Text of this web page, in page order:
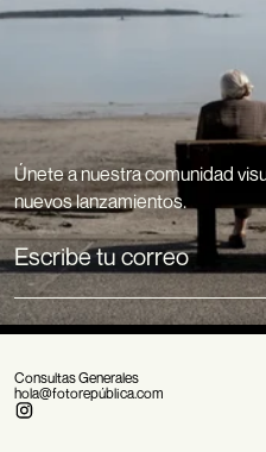
Únete a nuestra comunidad
nuevos lanzamientos.
Consultas Generales
hola@fotorepública.com